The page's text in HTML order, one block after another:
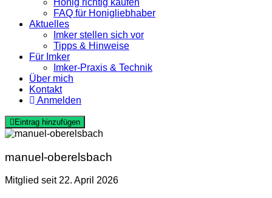
Honig richtig kaufen
FAQ für Honigliebhaber
Aktuelles
Imker stellen sich vor
Tipps & Hinweise
Für Imker
Imker-Praxis & Technik
Über mich
Kontakt
Anmelden
Eintrag hinzufügen
manuel-oberelsbach
Mitglied seit 22. April 2026